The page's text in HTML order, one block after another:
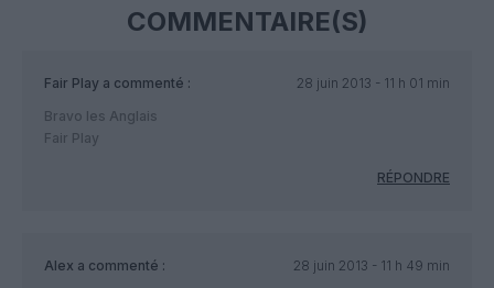
COMMENTAIRE(S)
Fair Play a commenté :
28 juin 2013 - 11 h 01 min
Bravo les Anglais
Fair Play
RÉPONDRE
Alex a commenté :
28 juin 2013 - 11 h 49 min